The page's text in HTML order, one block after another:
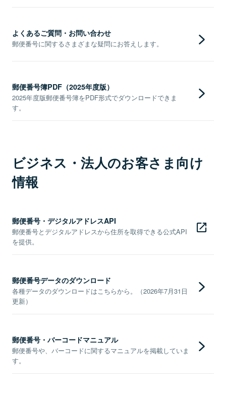
よくあるご質問・お問い合わせ
郵便番号に関するさまざまな疑問にお答えします。
郵便番号簿PDF（2025年度版）
2025年度版郵便番号簿をPDF形式でダウンロードできま
す。
ビジネス・法人のお客さま向け
情報
郵便番号・デジタルアドレスAPI
郵便番号とデジタルアドレスから住所を取得できる公式API
を提供。
郵便番号データのダウンロード
各種データのダウンロードはこちらから。（2026年7月31日
更新）
郵便番号・バーコードマニュアル
郵便番号や、バーコードに関するマニュアルを掲載していま
す。